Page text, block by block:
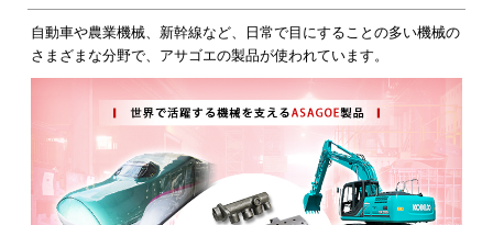
自動車や農業機械、新幹線など、日常で目にすることの多い機械の
さまざまな分野で、アサゴエの製品が使われています。